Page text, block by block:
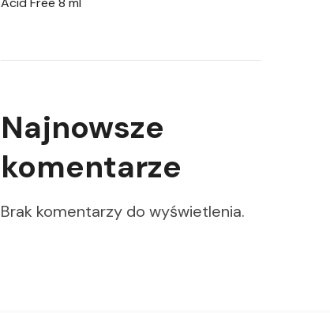
Najnowsze
komentarze
Brak komentarzy do wyświetlenia.